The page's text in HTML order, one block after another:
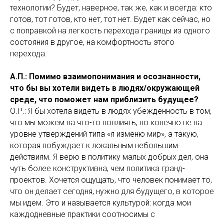
технологии? Будет, наверное, так же, как и всегда: кто
готов, тот готов, кто нет, тот нет. Будет как сейчас, но
с поправкой на легкость перехода границы из одного
состояния в другое, на комфортность этого
перехода.
А.П.: Помимо взаимопонимания и осознанности,
что бы вы хотели видеть в людях/окружающей
среде, что поможет нам приблизить будущее?
О.Р.: Я бы хотела видеть в людях убежденность в том,
что мы можем на что-то повлиять, но конечно не на
уровне утверждений типа «я изменю мир», а такую,
которая побуждает к локальным небольшим
действиям. Я верю в политику малых добрых дел, она
чуть более конструктивна, чем политика гранд-
проектов. Хочется ощущать, что человек понимает то,
что он делает сегодня, нужно для будущего, в которое
мы идем. Это и называется культурой: когда мои
каждодневные практики соотносимы с